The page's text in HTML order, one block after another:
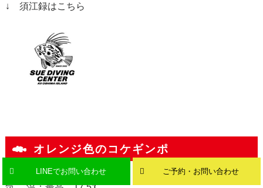
LINEでお問い合わせ ご予約・お問い合わせ
↓ 須江録はこちら
オレンジ色のコケギンポ
2020.12.11 17:32